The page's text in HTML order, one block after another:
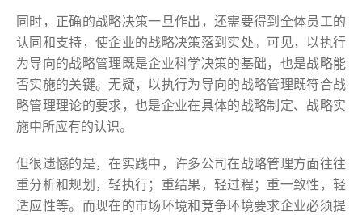
同时，正确的战略决策一旦作出，还需要得到全体员工的
认同和支持，使企业的战略决策落到实处。可见，以执行
为导向的战略管理既是企业科学决策的基础，也是战略能
否实施的关键。无疑，以执行为导向的战略管理既符合战
略管理理论的要求，也是企业在具体的战略制定、战略实
施中所应有的认识。
但很遗憾的是，在实践中，许多公司在战略管理方面往往
重分析和规划，轻执行；重结果，轻过程；重一致性，轻
适应性等。而现在的市场环境和竞争环境要求企业必须提